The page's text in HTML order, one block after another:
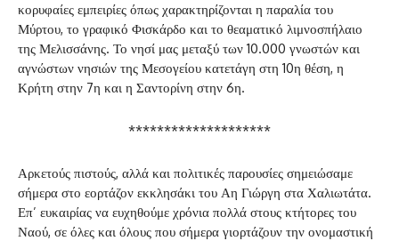
κορυφαίες εμπειρίες όπως χαρακτηρίζονται η παραλία του
Μύρτου, το γραφικό Φισκάρδο και το θεαματικό λιμνοσπήλαιο
της Μελισσάνης. Το νησί μας μεταξύ των 10.000 γνωστών και
αγνώστων νησιών της Μεσογείου κατετάγη στη 10η θέση, η
Κρήτη στην 7η και η Σαντορίνη στην 6η.
********************
Αρκετούς πιστούς, αλλά και πολιτικές παρουσίες σημειώσαμε
σήμερα στο εορτάζον εκκλησάκι του Αη Γιώργη στα Χαλιωτάτα.
Επ’ ευκαιρίας να ευχηθούμε χρόνια πολλά στους κτήτορες του
Ναού, σε όλες και όλους που σήμερα γιορτάζουν την ονομαστική